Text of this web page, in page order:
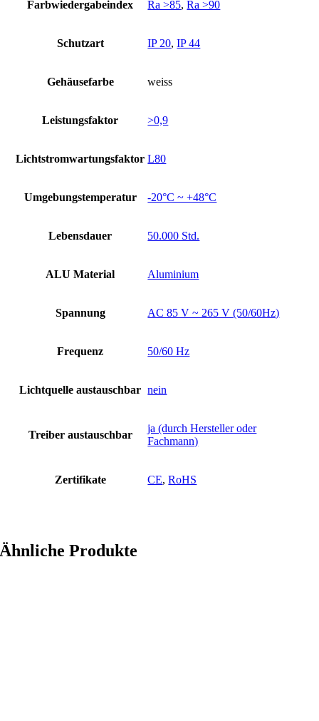
Farbwiedergabeindex Ra >85,Ra >90
Schutzart IP 20,IP 44
Gehäusefarbe weiss
Leistungsfaktor >0,9
Lichtstromwartungsfaktor L80
Umgebungstemperatur -20°C ~ +48°C
Lebensdauer 50.000 Std.
ALU Material Aluminium
Spannung AC 85 V ~ 265 V (50/60Hz)
Frequenz 50/60 Hz
Lichtquelle austauschbar nein
Treiber austauschbar
ja (durch Hersteller oder
Fachmann)
Zertifikate CE,RoHS
Ähnliche Produkte